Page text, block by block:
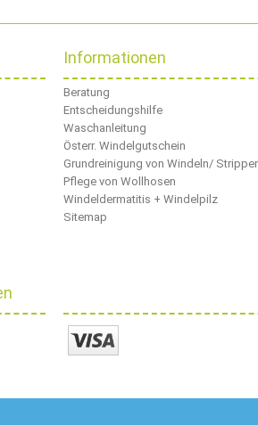
Informationen
Beratung
Entscheidungshilfe
Waschanleitung
Österr. Windelgutschein
Grundreinigung von Windeln/
Pflege von Wollhosen
Windeldermatitis + Windelpilz
Sitemap